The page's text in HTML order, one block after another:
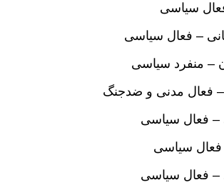
سیاسی
– فعال سیاسی
– منفرد سیاسی
فعال مدنی و ضدجنگ
– فعال سیاسی
فعال سیاسی
– فعال سیاسی